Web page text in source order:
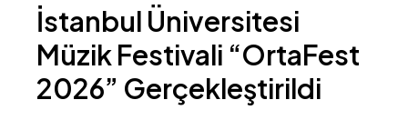
İstanbul Üniversitesi
Müzik Festivali “OrtaFest
2026” Gerçekleştirildi